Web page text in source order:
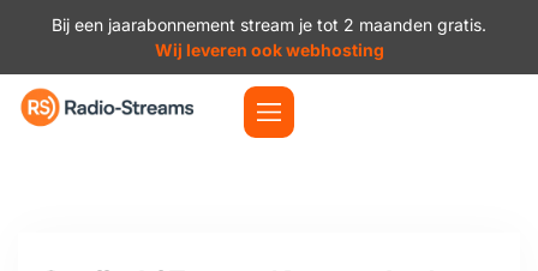
Bij een jaarabonnement stream je tot 2 maanden gratis.
Wij leveren ook webhosting